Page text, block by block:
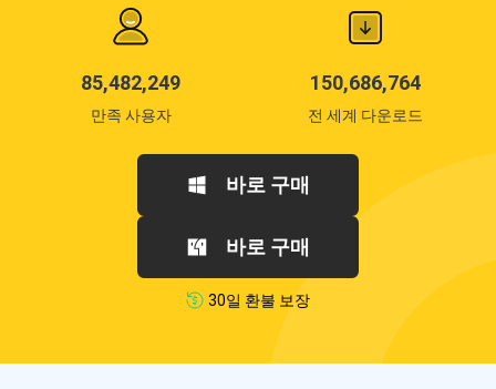
85,482,249
만족 사용자
150,686,764
전 세계 다운로드
바로 구매
바로 구매
30일 환불 보장